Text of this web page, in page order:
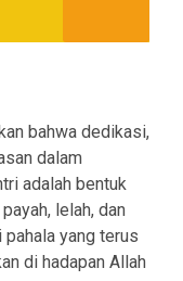
bahwa dedikasi,
dalam
adalah bentuk
lelah, dan
pahala yang terus
di hadapan Allah